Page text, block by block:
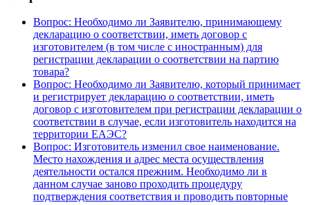
Вопрос: Необходимо ли Заявителю, принимающему
декларацию о соответствии, иметь договор с
изготовителем (в том числе с иностранным) для
регистрации декларации о соответствии на партию
товара?
Вопрос: Необходимо ли Заявителю, который принимает
и регистрирует декларацию о соответствии, иметь
договор с изготовителем при регистрации декларации о
соответствии в случае, если изготовитель находится на
территории ЕАЭС?
Вопрос: Изготовитель изменил свое наименование.
Место нахождения и адрес места осуществления
деятельности остался прежним. Необходимо ли в
данном случае заново проходить процедуру
подтверждения соответствия и проводить повторные